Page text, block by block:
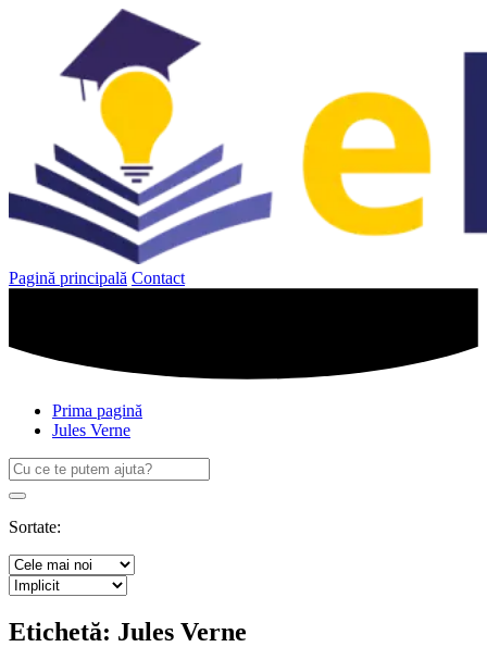
Pagină principală Contact
Prima pagină
Jules Verne
Caută
după:
Search
Sortate:
Etichetă: Jules Verne